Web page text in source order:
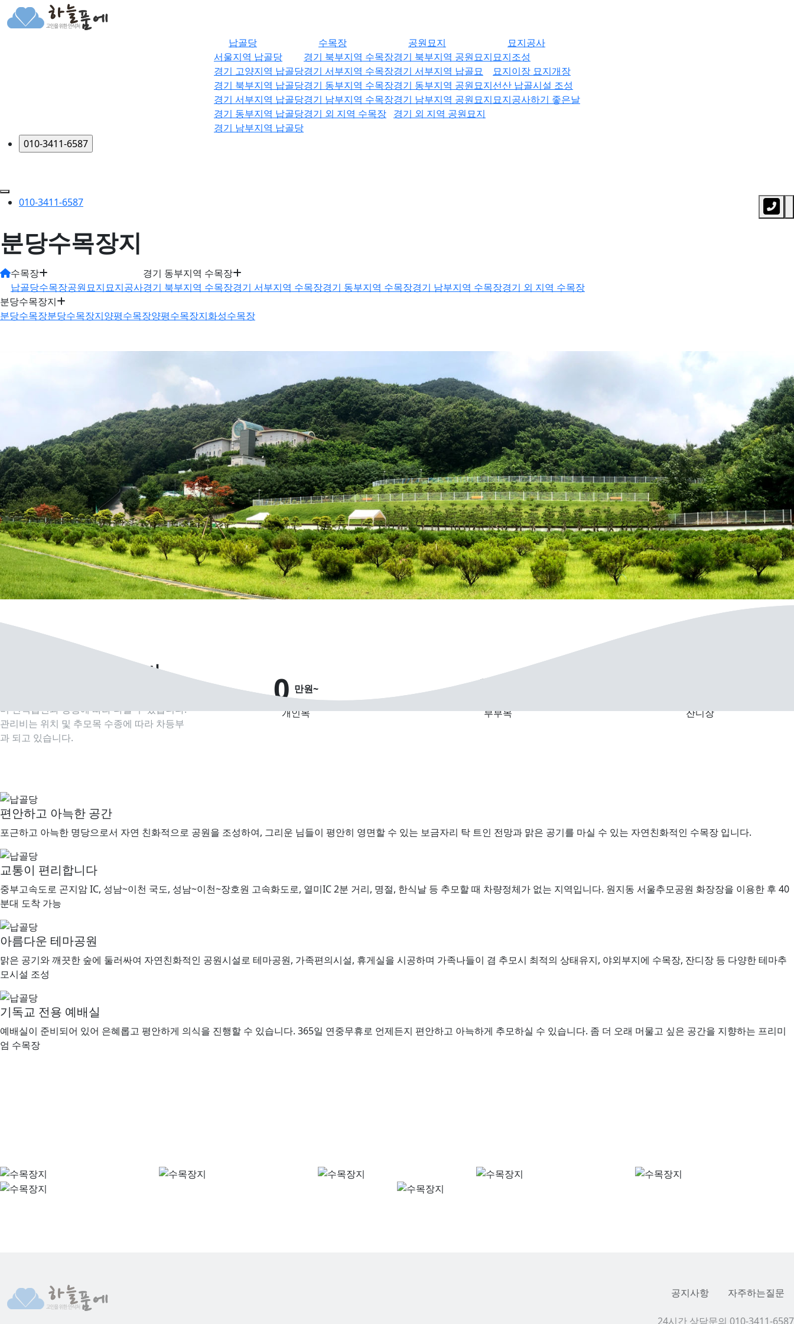
메뉴 건너뛰기
납골당
서울지역 납골당
경기 고양지역 납골당
경기 북부지역 납골당
경기 서부지역 납골당
경기 동부지역 납골당
경기 남부지역 납골당
수목장
경기 북부지역 수목장
경기 서부지역 수목장
경기 동부지역 수목장
경기 남부지역 수목장
경기 외 지역 수목장
공원묘지
경기 북부지역 공원묘지
경기 서부지역 납골묘
경기 동부지역 공원묘지
경기 남부지역 공원묘지
경기 외 지역 공원묘지
묘지공사
묘지조성
묘지이장 묘지개장
선산 납골시설 조성
묘지공사하기 좋은날
010-3411-6587
분당수목장지
수목장
납골당수목장공원묘지묘지공사
경기 동부지역 수목장
경기 북부지역 수목장경기 서부지역 수목장경기 동부지역 수목장경기 남부지역 수목장경기 외 지역 수목장
분당수목장지
분당수목장분당수목장지양평수목장양평수목장지화성수목장
사용요금 및 관리비
며 선택옵션과 상황에 따라 다를 수 있습니다.
관리비는 위치 및 추모목 수종에 따라 차등부
과 되고 있습니다.
0 만원~
개인목
0
부부목
잔디장
편안하고 아늑한 공간
포근하고 아늑한 명당으로서 자연 친화적으로 공원을 조성하여, 그리운 님들이 평안히 영면할 수 있는 보금자리 탁 트인 전망과 맑은 공기를 마실 수 있는 자연친화적인 수목장 입니다.
교통이 편리합니다
중부고속도로 곤지암 IC, 성남~이천 국도, 성남~이천~장호원 고속화도로, 열미IC 2분 거리, 명절, 한식날 등 추모할 때 차량정체가 없는 지역입니다. 원지동 서울추모공원 화장장을 이용한 후 40
분대 도착 가능
아름다운 테마공원
맑은 공기와 깨끗한 숲에 둘러싸여 자연친화적인 공원시설로 테마공원, 가족편의시설, 휴게실을 시공하며 가족나들이 겸 추모시 최적의 상태유지, 야외부지에 수목장, 잔디장 등 다양한 테마추
모시설 조성
기독교 전용 예배실
예배실이 준비되어 있어 은혜롭고 평안하게 의식을 진행할 수 있습니다. 365일 연중무휴로 언제든지 편안하고 아늑하게 추모하실 수 있습니다. 좀 더 오래 머물고 싶은 공간을 지향하는 프리미
엄 수목장
공지사항 자주하는질문
24시간 상담문의 010-3411-6587